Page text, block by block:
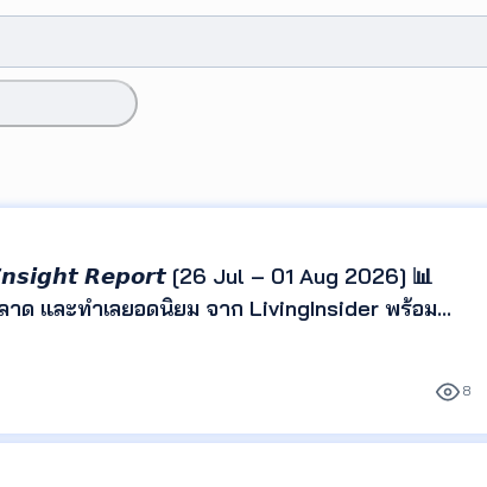
𝙍𝙚𝙥𝙤𝙧𝙩 [26 Jul – 01 Aug 2026] 📊
าด และทำเลยอดนิยม จาก LivingInsider พร้อม
รมผู้ค้นหา และติดตามทิศทางตลาดอสังหาริมทรัพย์ได้
8